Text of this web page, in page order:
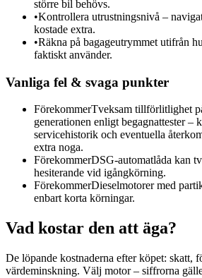
större bil behövs.
•Kontrollera utrustningsnivå –
kostade extra.
•Räkna på bagageutrymmet utifrån
faktiskt använder.
Vanliga fel & svaga punkter
FörekommerTveksam tillförlitlighet
generationen enligt begagnattester –
servicehistorik och eventuella
extra noga.
FörekommerDSG-automatlåda kan
hesiterande vid igångkörning.
FörekommerDieselmotorer med
enbart korta körningar.
Vad kostar den att äga?
De löpande kostnaderna efter köpet: skatt,
värdeminskning. Välj motor – siffrorna